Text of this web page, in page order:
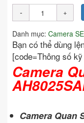
Danh mục: Camera
Bạn có thể dùng
[code=Thông số
Camera
Camera Quan